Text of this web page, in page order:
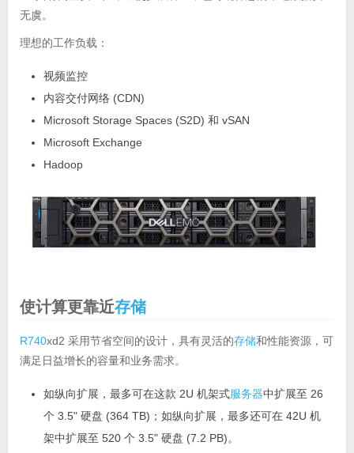
无虞。
理想的工作负载：
视频监控
内容交付网络 (CDN)
Microsoft Storage Spaces (S2D) 和 vSAN
Microsoft Exchange
Hadoop
使计算更靠近存储
R740xd2 采用节省空间的设计，具有灵活的存储和性能资源，可
满足日益增长的容量和业务需求。
如纵向扩展，最多可在这款 2U 机架式服务器中扩展至 26
个 3.5" 硬盘 (364 TB)；如纵向扩展，最多还可在 42U 机
架中扩展至 520 个 3.5" 硬盘 (7.2 PB)。